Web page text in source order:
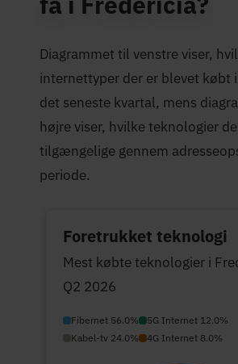
Diagrammet til venstre viser,
internettyper der er blevet købt
det seneste kvartal, mens
højre viser, hvilke teknologier
tilgængelige gennem
periode.
Foretrukket teknologi
Mest købte teknologier i
Q2 2026
Fibernet 56.0%
5G Internet 12.0%
Kabel-tv 24.0%
4G Internet 8.0%